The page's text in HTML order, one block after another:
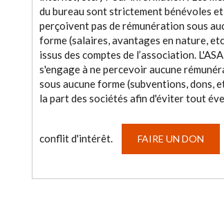
du bureau sont strictement bénévoles
perçoivent pas de rémunération sous
forme (salaires, avantages en nature,
issus des comptes de l’association.
s'engage à ne percevoir aucune
sous aucune forme (subventions, dons,
la part des sociétés afin d'éviter tout
conflit d'intérêt. FAIRE UN DON